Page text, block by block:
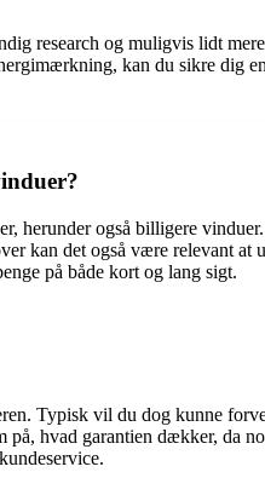
research og muligvis lidt
kan du sikre dig
herunder også billigere
kan det også være relevant
på både kort og lang sigt.
Typisk vil du dog kunne
hvad garantien dækker, da